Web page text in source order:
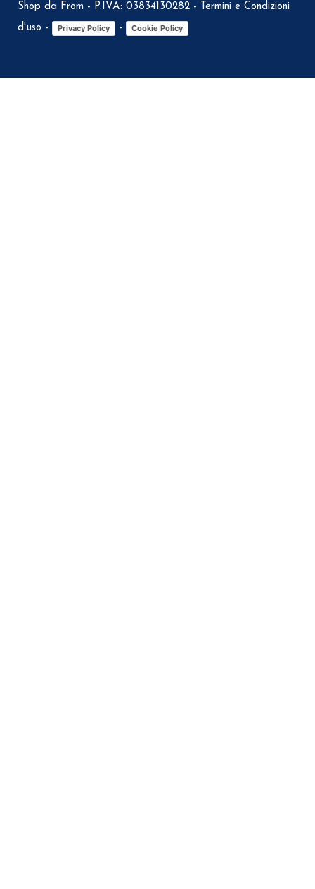
Shop da From - P.IVA: 03834130282 - Termini e Condizioni
d'uso - Privacy Policy - Cookie Policy